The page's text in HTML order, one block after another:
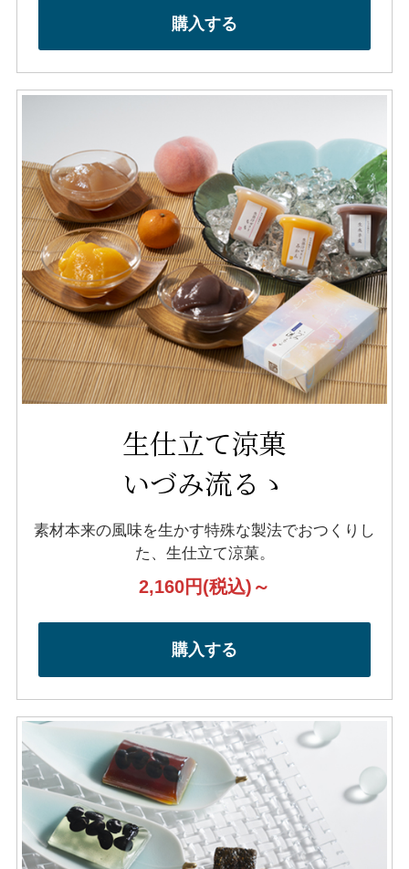
購入する
生仕立て涼菓
いづみ流るゝ
素材本来の風味を生かす特殊な製法でおつくりし
た、生仕立て涼菓。
2,160円(税込)～
購入する